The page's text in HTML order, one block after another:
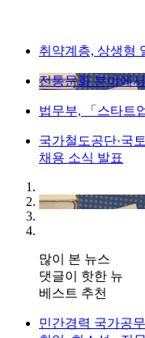
취약계층, 상생형
전통문화 분야에
법무부, 「스타트
국가철도공단·국
채용 소식 발표
많이 본 뉴스
댓글이 핫한 뉴
베스트 추천
민간경력 국가공